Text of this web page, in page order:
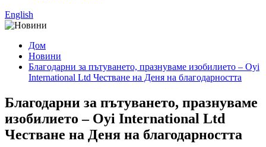
English
Дом
Новини
Благодарни за пътуването, празнуваме изобилието – Oyi
International Ltd Честване на Деня на благодарността
Благодарни за пътуването, празнуваме
изобилието – Oyi International Ltd
Честване на Деня на благодарността